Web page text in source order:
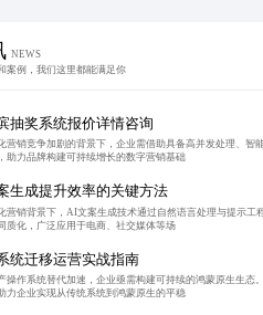
NEWS
案例，我们这里都能满足你
抽奖系统报价详情咨询
营销竞争加剧的背景下，企业需借助具备高并发处理、
助力品牌构建可持续增长的数字营销基础
生成提升效率的关键方法
营销背景下，AI文案生成技术通过自然语言处理与提示
质化，广泛应用于电商、社交媒体等场
统迁移运营实战指南
操作系统替代加速，企业亟需构建可持续的鸿蒙原生生
力企业实现从传统系统到鸿蒙原生的平稳